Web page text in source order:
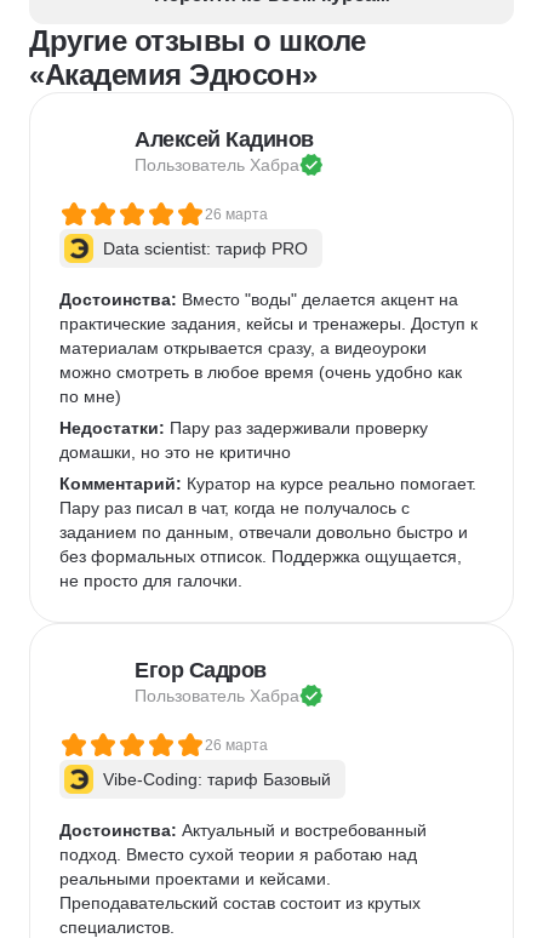
Управление персоналом
Employee Journey Map
Подбор специалистов
Другие отзывы о школе
«Академия Эдюсон»
Алексей Кадинов
Пользователь Хабра
26 марта
Data scientist: тариф PRO
Достоинства: Вместо "воды" делается акцент на
практические задания, кейсы и тренажеры. Доступ к
материалам открывается сразу, а видеоуроки
можно смотреть в любое время (очень удобно как
по мне)
Недостатки: Пару раз задерживали проверку
домашки, но это не критично
Комментарий: Куратор на курсе реально помогает.
Пару раз писал в чат, когда не получалось с
заданием по данным, отвечали довольно быстро и
без формальных отписок. Поддержка ощущается,
не просто для галочки.
Егор Садров
Пользователь Хабра
26 марта
Vibe-Coding: тариф Базовый
Достоинства: Актуальный и востребованный
подход. Вместо сухой теории я работаю над
реальными проектами и кейсами.
Преподавательский состав состоит из крутых
специалистов.